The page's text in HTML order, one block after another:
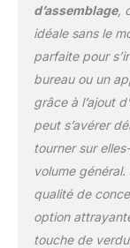
d’assemblage,
idéale sans le
parfaite pour
bureau ou un
grâce à l’ajout
peut s’avérer
tourner sur
volume
qualité de
option
touche de